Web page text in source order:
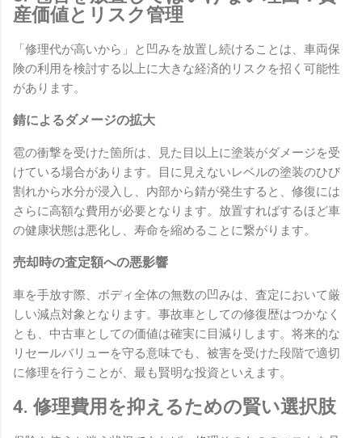
産価値とリスク管理
「修理代が高いから」と凹みを放置し続けることは、車両保
険の利用を検討する以上に大きな経済的リスクを招く可能性
があります。
錆によるダメージの拡大
雹の衝撃を受けた箇所は、見た目以上に塗装がダメージを受
けている場合があります。目に見えないレベルの塗装のひび
割れから水分が浸入し、内部から錆が発生すると、修復には
さらに高額な費用が必要となります。放置すればするほど車
の健康状態は悪化し、寿命を縮めることに繋がります。
売却時の査定額への悪影響
車を手放す際、ボディ全体の無数の凹みは、査定において厳
しい減点対象となります。事故車としての修復歴はつかなく
とも、中古車としての価値は確実に目減りします。将来的な
リセールバリューを守る意味でも、被害を受けた段階で適切
に修理を行うことが、最も賢明な投資といえます。
4. 修理費用を抑えるための賢い選択肢